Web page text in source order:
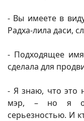
- Вы имеете в
Радха-лила даси,
- Подходящее
сделала для
- Я знаю, что это
мэр, – но я
серьезностью. И